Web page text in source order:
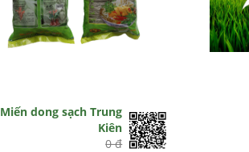
Miến dong sạch Trung
Kiên
0 đ